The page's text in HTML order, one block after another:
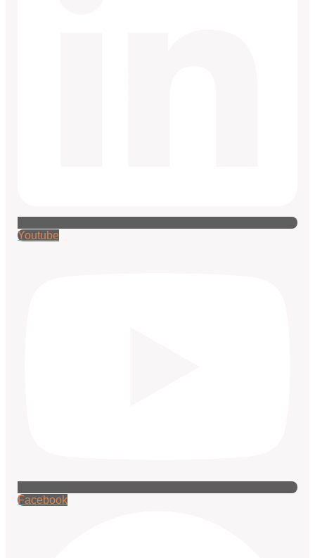
Youtube
Facebook